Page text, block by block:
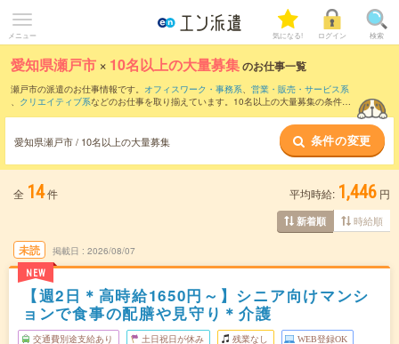
メニュー 気になる! ログイン 検索
愛知県瀬戸市 × 10名以上の大量募集のお仕事一覧
瀬戸市の派遣のお仕事情報です。 オフィスワーク・事務系、 営業・販売・サービス系
、 クリエイティブ系などのお仕事を取り揃えています。10名以上の大量募集の条件の
愛知県瀬戸市 / 10名以上の大量募集 条件の変更
全 14件 平均時給: 1,446 円
新着順 時給順
未読
NEW
掲載日 2026/08/07
【週2日＊高時給1650円～】シニア向けマンシ
ョンで食事の配膳や見守り＊介護
交通費別途支給あり 土日祝日が休み 残業なし WEB登録OK